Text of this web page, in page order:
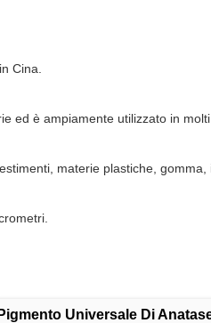
Cina.
ed è ampiamente utilizzato in molti
materie plastiche, gomma,
Pigmento Universale Di